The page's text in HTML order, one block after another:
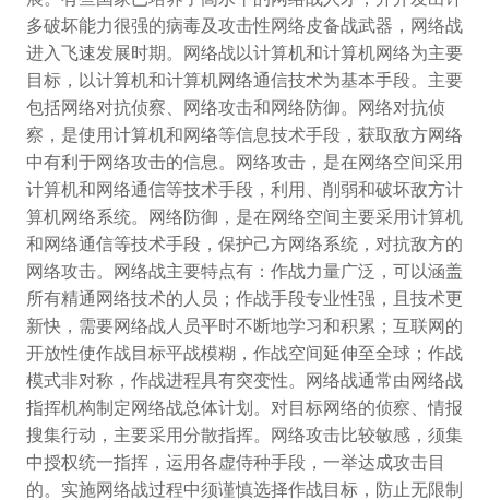
多破坏能力很强的病毒及攻击性网络皮备战武器，网络战
进入飞速发展时期。网络战以计算机和计算机网络为主要
目标，以计算机和计算机网络通信技术为基本手段。主要
包括网络对抗侦察、网络攻击和网络防御。网络对抗侦
察，是使用计算机和网络等信息技术手段，获取敌方网络
中有利于网络攻击的信息。网络攻击，是在网络空间采用
计算机和网络通信等技术手段，利用、削弱和破坏敌方计
算机网络系统。网络防御，是在网络空间主要采用计算机
和网络通信等技术手段，保护己方网络系统，对抗敌方的
网络攻击。网络战主要特点有：作战力量广泛，可以涵盖
所有精通网络技术的人员；作战手段专业性强，且技术更
新快，需要网络战人员平时不断地学习和积累；互联网的
开放性使作战目标平战模糊，作战空间延伸至全球；作战
模式非对称，作战进程具有突变性。网络战通常由网络战
指挥机构制定网络战总体计划。对目标网络的侦察、情报
搜集行动，主要采用分散指挥。网络攻击比较敏感，须集
中授权统一指挥，运用各虚侍种手段，一举达成攻击目
的。实施网络战过程中须谨慎选择作战目标，防止无限制